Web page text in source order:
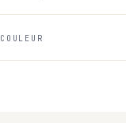
COULEUR